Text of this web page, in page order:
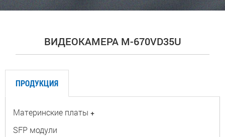
КАТАЛОГ
ВИДЕОКАМЕРА M-670VD35U
ПРОДУКЦИЯ
Материнские платы +
SFP модули